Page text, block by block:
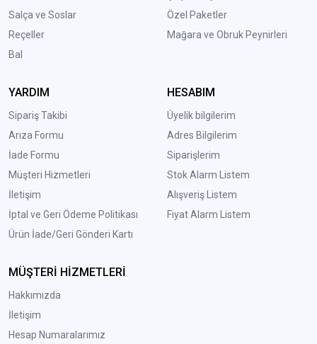
Salça ve Soslar
Reçeller
Bal
Özel Paketler
Mağara ve Obruk Peynirleri
YARDIM
Sipariş Takibi
Arıza Formu
İade Formu
Müşteri Hizmetleri
İletişim
İptal ve Geri Ödeme Politikası
Ürün İade/Geri Gönderi Kartı
HESABIM
Üyelik bilgilerim
Adres Bilgilerim
Siparişlerim
Stok Alarm Listem
Alışveriş Listem
Fiyat Alarm Listem
MÜŞTERİ HİZMETLERİ
Hakkımızda
İletişim
Hesap Numaralarımız